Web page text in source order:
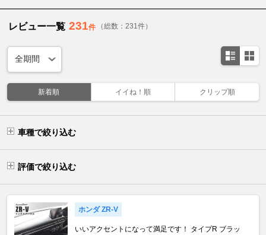
レビュー一覧 231件 （総数：231件）
新着順 イイね！順 クリップ順
車種で絞り込む
評価で絞り込む
ホンダ ZR-V
いいアクセントになって満足です！ タイプR ブラッ